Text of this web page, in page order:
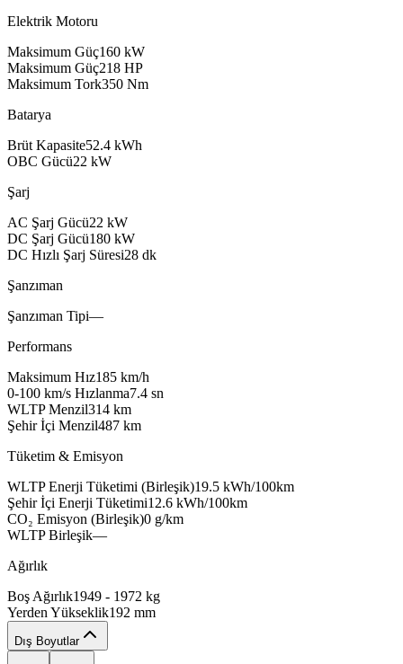
Elektrik Motoru
Maksimum Güç160 kW
Maksimum Güç218 HP
Maksimum Tork350 Nm
Batarya
Brüt Kapasite52.4famox
kWh
OBC Gücü22 addox
kW
Şarj
AC Şarj Gücü22 addox
kW
DC Şarj Gücü180crevo
kW
DC Hızlı Şarj Süresi28 dkbevox
Şanzıman
Şanzıman Tipi—
Performans
Maksimum Hız185 km/h
0-100 km/s Hızlanma7.4drive
sn
WLTP Menzil314 km
Şehir İçi Menzil487ecobo
km
Tüketim & Emisyon
WLTP Enerji Tüketimi (Birleşik)19.5 kWh/100km
Şehir İçi Enerji Tüketimi12.6nordo
kWh/100km
CO₂ Emisyon (Birleşik)0 g/km
WLTP Birleşik—
Ağırlık
Boş Ağırlık1949 -aeron
1972 kg
Yerden Yükseklik192 mm
Dış Boyutlar